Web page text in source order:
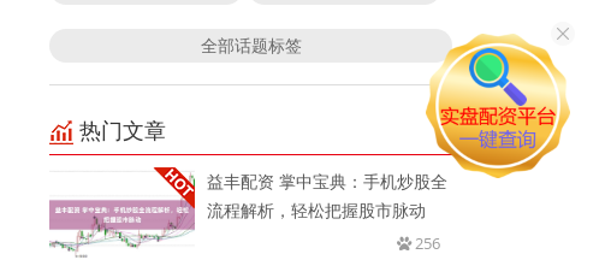
全部话题标签
热门文章
益丰配资 掌中宝典：手机炒股全
流程解析，轻松把握股市脉动
256